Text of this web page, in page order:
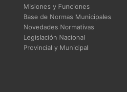
Misiones y Funciones
Base de Normas Municipales
Novedades Normativas
Legislación Nacional
Provincial y Municipal